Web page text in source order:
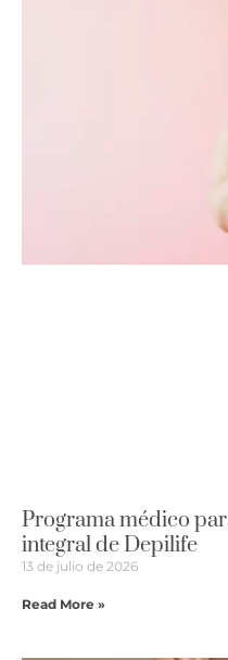
Programa médico
integral de Depilife
13 de julio de 2026
Read More »